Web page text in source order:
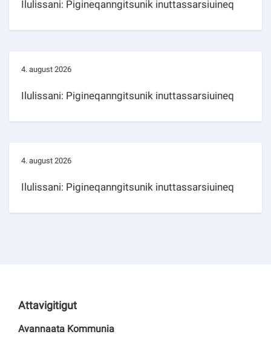
Ilulissani: Pigineqanngitsunik inuttassarsiuineq
4. august 2026
Ilulissani: Pigineqanngitsunik inuttassarsiuineq
4. august 2026
Ilulissani: Pigineqanngitsunik inuttassarsiuineq
Attavigitigut
Avannaata Kommunia